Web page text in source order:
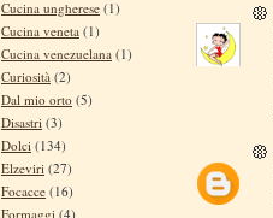
Cucina ungherese (1)
Cucina veneta (1)
Cucina venezuelana (1)
Curiosità (2)
Dal mio orto (5)
Disastri (3)
Dolci (134)
Elzeviri (27)
Focacce (16)
Formaggi (4)